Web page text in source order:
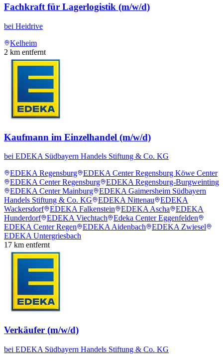
Fachkraft für Lagerlogistik (m/w/d)
bei Heidrive
Kelheim
2 km entfernt
Kaufmann im Einzelhandel (m/w/d)
bei EDEKA Südbayern Handels Stiftung & Co. KG
EDEKA Regensburg
EDEKA Center Regensburg Köwe Center
EDEKA Center Regensburg
EDEKA Regensburg-Burgweinting
EDEKA Center Mainburg
EDEKA Gaimersheim Südbayern
Handels Stiftung & Co. KG
EDEKA Nittenau
EDEKA
Wackersdorf
EDEKA Falkenstein EDEKA Ascha
EDEKA
Hunderdorf
EDEKA Viechtach
Edeka Center Eggenfelden
EDEKA Center Regen
EDEKA Aidenbach
EDEKA Zwiesel
EDEKA Untergriesbach
17 km entfernt
Verkäufer (m/w/d)
bei EDEKA Südbayern Handels Stiftung & Co. KG